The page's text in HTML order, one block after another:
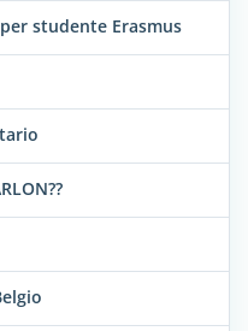
studente Erasmus